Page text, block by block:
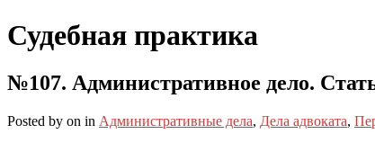
Судебная практика
№107. Административное дело.
Posted by on in Административные дела, Дела адвоката,